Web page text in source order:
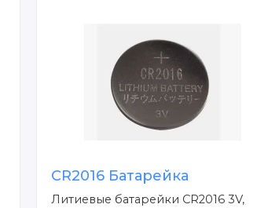
CR2016 Батарейка
Литиевые батарейки CR2016 3V,